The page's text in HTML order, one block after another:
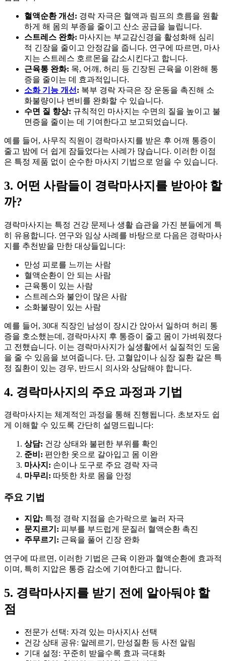
혈액순환 개선: 경락 자극은 혈액과 림프의 흐름을 원활
하게 해 몸의 부종을 줄이고 산소 공급을 늘립니다.
스트레스 완화: 마사지는 부교감신경을 활성화해 심리
적 긴장을 줄이고 안정감을 줍니다. 연구에 따르면, 마사
지는 스트레스 호르몬을 감소시킨다고 합니다.
근육통 완화: 목, 어깨, 허리 등 긴장된 근육을 이완해 통
증을 줄이는 데 효과적입니다.
소화 기능 개선 : 복부 경락 자극은 장 운동을 촉진해 소
화불량이나 변비를 완화할 수 있습니다.
수면 질 향상: 규칙적인 마사지는 수면의 질을 높이고 불
면증을 줄이는 데 기여한다고 보고되었습니다.
예를 들어, 사무직 직원이 경락마사지를 받은 후 어깨 통증이
줄고 밤에 더 쉽게 잠들었다는 사례가 많습니다. 이러한 이점
은 특정 제품 없이 순수한 마사지 기법으로 얻을 수 있습니다.
3. 어떤 사람들이 경락마사지를 받아야 할
까?
경락마사지는 특정 건강 문제나 생활 습관을 가진 분들에게 특
히 유용합니다. 연구와 임상 사례를 바탕으로 다음은 경락마사
지를 추천받을 만한 대상들입니다:
만성 피로를 느끼는 사람
혈액순환이 안 되는 사람
근육통이 있는 사람
스트레스와 불안이 많은 사람
소화불량이 있는 사람
예를 들어, 30대 직장인 남성이 장시간 앉아서 일하며 허리 통
증을 호소했는데, 경락마사지 후 통증이 줄고 몸이 가벼워졌다
고 전했습니다. 이는 경락마사지가 실생활에서 실질적인 도움
을 줄 수 있음을 보여줍니다. 단, 고혈압이나 심장 질환 같은 특
정 질환이 있는 경우, 반드시 의사와 상담해야 합니다.
4. 경락마사지의 주요 과정과 기법
경락마사지는 체계적인 과정을 통해 진행됩니다. 초보자도 쉽
게 이해할 수 있도록 간단히 설명드립니다:
상담: 건강 상태와 불편한 부위를 확인
준비: 편안한 옷으로 갈아입고 몸 이완
마사지: 손이나 도구로 주요 경락 자극
마무리: 따뜻한 차로 몸을 안정
주요 기법
지압: 특정 경락 지점을 손가락으로 눌러 자극
문지르기: 피부를 부드럽게 문질러 혈액순환 촉진
주무르기: 근육을 풀어 긴장 완화
연구에 따르면, 이러한 기법은 근육 이완과 혈액순환에 효과적
이며, 특히 지압은 통증 감소에 기여한다고 합니다.
5. 경락마사지를 받기 전에 알아둬야 할
점
전문가 선택: 자격 있는 마사지사 선택
건강 상태 공유: 알레르기, 만성질환 등 사전 알림
기대 설정: 꾸준히 받을수록 효과 극대화